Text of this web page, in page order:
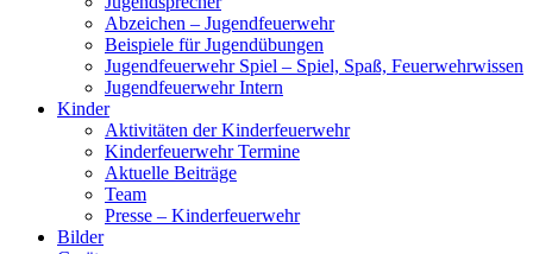
Abzeichen – Jugendfeuerwehr
Beispiele für Jugendübungen
Jugendfeuerwehr Spiel – Spiel, Spaß, Feuerwehrwissen
Jugendfeuerwehr Intern
Kinder
Aktivitäten der Kinderfeuerwehr
Kinderfeuerwehr Termine
Aktuelle Beiträge
Team
Presse – Kinderfeuerwehr
Bilder